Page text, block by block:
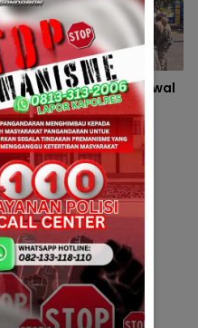
Polsek
Polsek Padaherang Kawal
Aspirasi Warga
Maruyungsari dalam
Audiensi Penanganan
Banjir di BBWS Citanduy